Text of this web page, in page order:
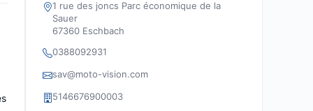
1 rue des joncs Parc économique de la
Sauer
67360 Eschbach
0388092931
sav@moto-vision.com
5146676900003